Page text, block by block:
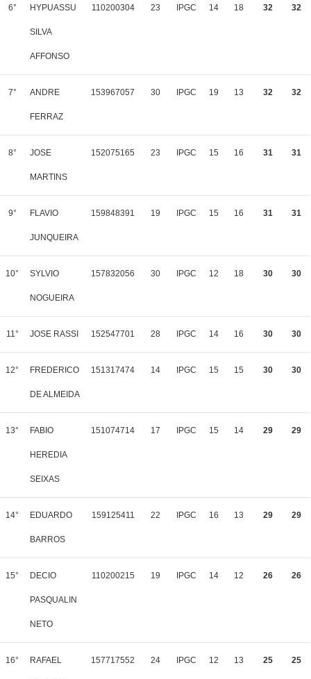
6° HYPUASSU
SILVA
AFFONSO
110200304 23 IPGC 14 18 32 32
7° ANDRE
FERRAZ
153967057 30 IPGC 19 13 32 32
8° JOSE
MARTINS
152075165 23 IPGC 15 16 31 31
9° FLAVIO
JUNQUEIRA
159848391 19 IPGC 15 16 31 31
10° SYLVIO
NOGUEIRA
157832056 30 IPGC 12 18 30 30
11° JOSE RASSI 152547701 28 IPGC 14 16 30 30
12° FREDERICO
DE ALMEIDA
151317474 14 IPGC 15 15 30 30
13° FABIO
HEREDIA
SEIXAS
151074714 17 IPGC 15 14 29 29
14° EDUARDO
BARROS
159125411 22 IPGC 16 13 29 29
15° DECIO
PASQUALIN
NETO
110200215 19 IPGC 14 12 26 26
16° RAFAEL 157717552 24 IPGC 12 13 25 25